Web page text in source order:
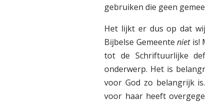
gebruiken die geen
Het lijkt er dus op dat
Bijbelse Gemeentenietis!
tot de Schriftuurlijke
onderwerp. Het is
voor God zo belangrijk
voor haar heeft